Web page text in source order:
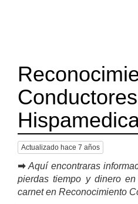
Conductores
Actualizado hace 7 años
➡ Aquí encontraras
pierdas tiempo y dinero
carnet en Reconocimiento